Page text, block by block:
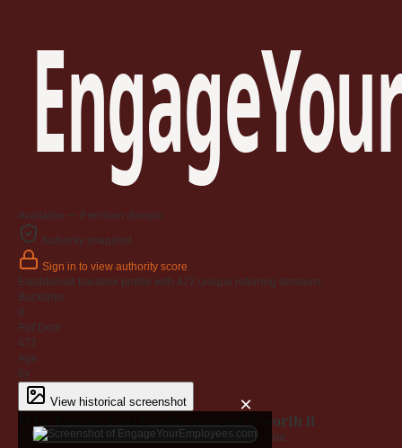
Available — Premium domain
Authority snapshot
Sign in to view authority score
Established backlink profile with 472 unique referring domains.
Backlinks
0
Ref Dom
472
Age
6y
View historical screenshot ×
Why EngageYourEmployees.com is worth it
Every claim below is backed by verified third-party data.